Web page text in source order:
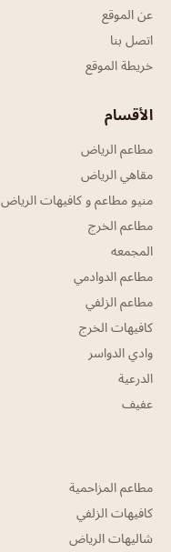
عن الموقع
اتصل بنا
خريطة الموقع
الأقسام
مطاعم الرياض
مقاهي الرياض
منيو مطاعم و كافيهات الرياض
مطاعم الخرج
المجمعه
مطاعم الدوادمي
مطاعم الزلفي
كافيهات الخرج
وادي الدواسر
الدرعية
عفيف
مطاعم المزاحمية
كافيهات الزلفي
شاليهات الرياض